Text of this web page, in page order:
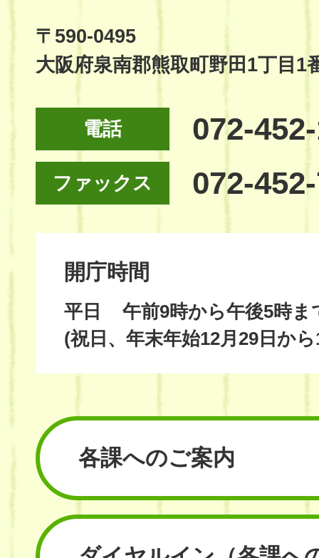
Site
〒590-0495
大阪府泉南郡熊取町野田1丁目1
電話 072-
ファックス 072-
開庁時間
平日
午前9時から午後5時ま
(祝日、年末年始12月29日か
各課へのご案内